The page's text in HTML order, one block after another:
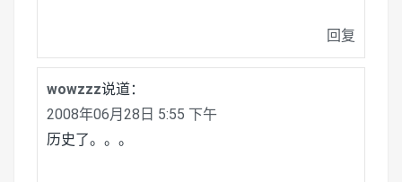
回复
wowzzz说道：
2008年06月28日 5:55 下午
历史了。。。